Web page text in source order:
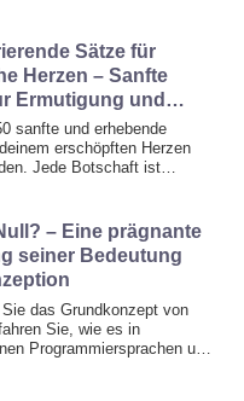
von zeitloser Weisheit
Einsichten begeistern,
Geschäftsleben als auch
Bedeutung sind.
Sätze für
Herzen – Sanfte
Ermutigung und
der Seele
sanfte und erhebende
erschöpften Herzen
Jede Botschaft ist
– inspiriert von
und Achtsamkeit.
– Eine prägnante
seiner Bedeutung
das Grundkonzept von
Sie, wie es in
Programmiersprachen und